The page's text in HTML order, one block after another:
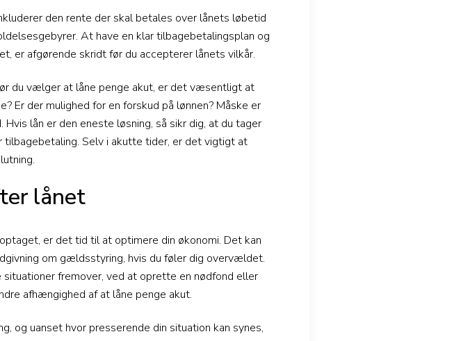
den rente der skal betales over lånets løbetid
At have en klar tilbagebetalingsplan og
er afgørende skridt før du accepterer lånets vilkår.
du vælger at låne penge akut, er det væsentligt at
Er der mulighed for en forskud på lønnen? Måske er
lån er den eneste løsning, så sikr dig, at du tager
Selv i akutte tider, er det vigtigt at
lånet
er det tid til at optimere din økonomi. Det kan
om gældsstyring, hvis du føler dig overvældet.
fremover, ved at oprette en nødfond eller
afhængighed af at låne penge akut.
og uanset hvor presserende din situation kan synes,